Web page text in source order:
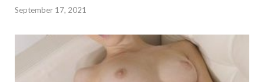
September 17, 2021